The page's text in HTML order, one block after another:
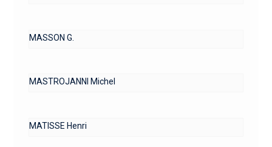
MASSON G.
MASTROJANNI Michel
MATISSE Henri